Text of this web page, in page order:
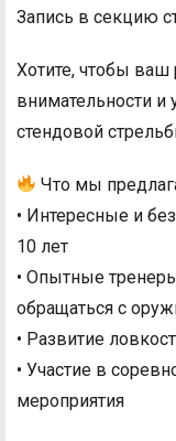
Запись в секцию
Хотите, чтобы ваш
внимательности и
стендовой
Что мы
• Интересные и
10 лет
• Опытные
обращаться с
• Развитие
• Участие в
мероприятия